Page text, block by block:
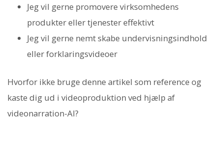
Jeg vil gerne promovere virksomhedens
produkter eller tjenester effektivt
Jeg vil gerne nemt skabe undervisningsindhold
eller forklaringsvideoer
Hvorfor ikke bruge denne artikel som reference og
kaste dig ud i videoproduktion ved hjælp af
videonarration-AI?